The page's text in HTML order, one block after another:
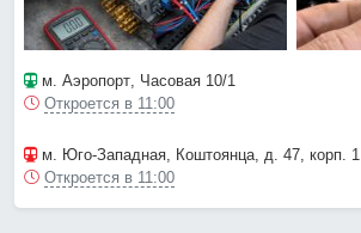
м. Аэропорт, Часовая 10/1
Откроется в 11:00
м. Юго-Западная, Коштоянца, д. 47, корп. 1
Откроется в 11:00